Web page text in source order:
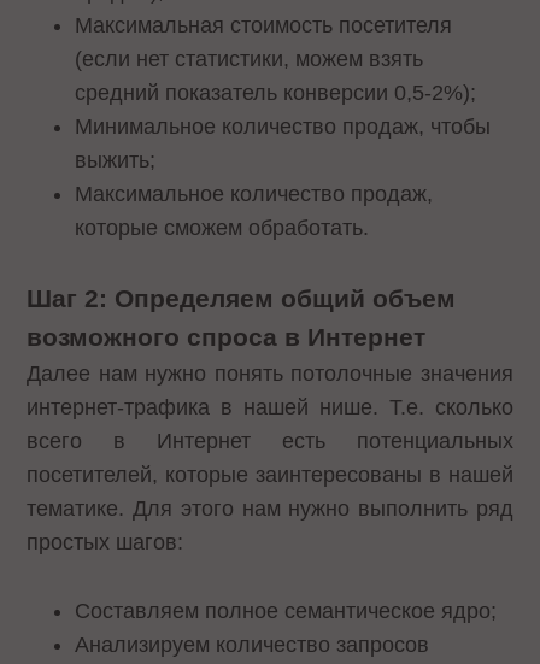
Максимальная стоимость посетителя
(если нет статистики, можем взять
средний показатель конверсии 0,5-2%);
Минимальное количество продаж, чтобы
выжить;
Максимальное количество продаж,
которые сможем обработать.
Шаг 2: Определяем общий объем
возможного спроса в Интернет
Далее нам нужно понять потолочные значения
интернет-трафика в нашей нише. Т.е. сколько
всего в Интернет есть потенциальных
посетителей, которые заинтересованы в нашей
тематике. Для этого нам нужно выполнить ряд
простых шагов:
Составляем полное семантическое ядро;
Анализируем количество запросов